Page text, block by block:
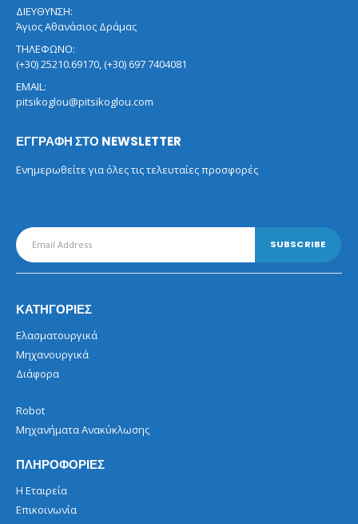
ΔΙΕΥΘΥΝΣΗ:
Άγιος Αθανάσιος Δράμας
ΤΗΛΕΦΩΝΟ:
(+30) 25210.69170, (+30) 697 7404081
EMAIL:
pitsikoglou@pitsikoglou.com
ΕΓΓΡΑΦΗ ΣΤΟ NEWSLETTER
Ενημερωθείτε για όλες τις τελευταίες προσφορές
ΚΑΤΗΓΟΡΙΕΣ
Ελασματουργικά
Μηχανουργικά
Διάφορα
Robot
Μηχανήματα Ανακύκλωσης
ΠΛΗΡΟΦΟΡΙΕΣ
Η Εταιρεία
Επικοινωνία